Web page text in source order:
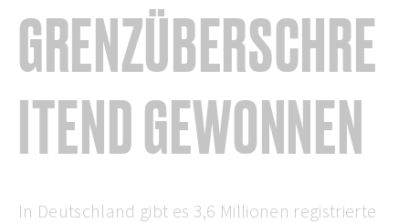
GRENZÜBERSCHRE
ITEND GEWONNEN
In Deutschland gibt es 3,6 Millionen registrierte